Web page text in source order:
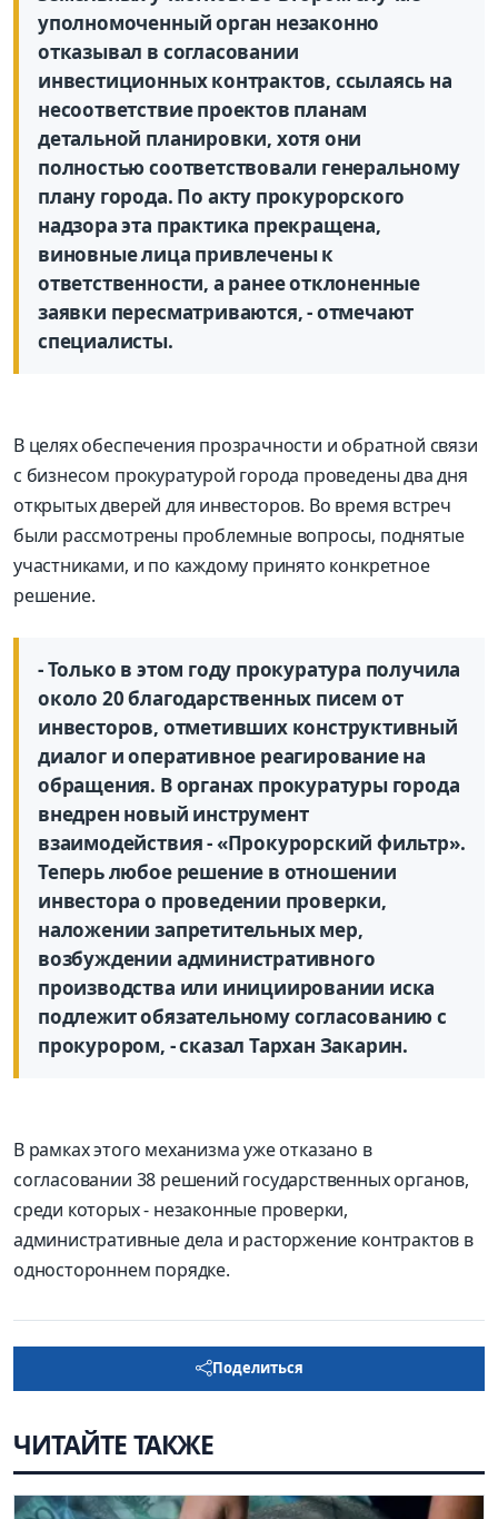
уполномоченный орган незаконно
отказывал в согласовании
инвестиционных контрактов, ссылаясь на
несоответствие проектов планам
детальной планировки, хотя они
полностью соответствовали генеральному
плану города. По акту прокурорского
надзора эта практика прекращена,
виновные лица привлечены к
ответственности, а ранее отклоненные
заявки пересматриваются, - отмечают
специалисты.
В целях обеспечения прозрачности и обратной связи
с бизнесом прокуратурой города проведены два дня
открытых дверей для инвесторов. Во время встреч
были рассмотрены проблемные вопросы, поднятые
участниками, и по каждому принято конкретное
решение.
- Только в этом году прокуратура получила
около 20 благодарственных писем от
инвесторов, отметивших конструктивный
диалог и оперативное реагирование на
обращения. В органах прокуратуры города
внедрен новый инструмент
взаимодействия - «Прокурорский фильтр».
Теперь любое решение в отношении
инвестора о проведении проверки,
наложении запретительных мер,
возбуждении административного
производства или инициировании иска
подлежит обязательному согласованию с
прокурором, - сказал Тархан Закарин.
В рамках этого механизма уже отказано в
согласовании 38 решений государственных органов,
среди которых - незаконные проверки,
административные дела и расторжение контрактов в
одностороннем порядке.
Поделиться
ЧИТАЙТЕ ТАКЖЕ